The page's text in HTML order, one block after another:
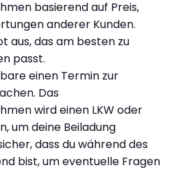
basierend auf Preis,
anderer Kunden.
aus, das am besten zu
passt.
einen Termin zur
Das
wird einen LKW oder
um deine Beiladung
dass du während des
bist, um eventuelle Fragen